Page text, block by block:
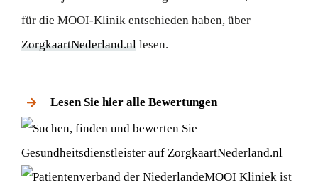
für die MOOI-Klinik entschieden haben, über
ZorgkaartNederland.nllesen.
Lesen Sie hier alle Bewertungen
MOOI Kliniekist